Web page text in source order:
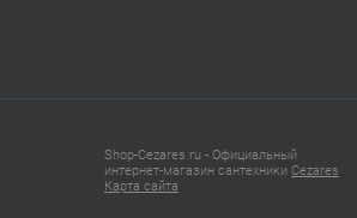
Shop-Cezares.ru - Официальный
интернет-магазин сантехники Cezares
Карта сайта